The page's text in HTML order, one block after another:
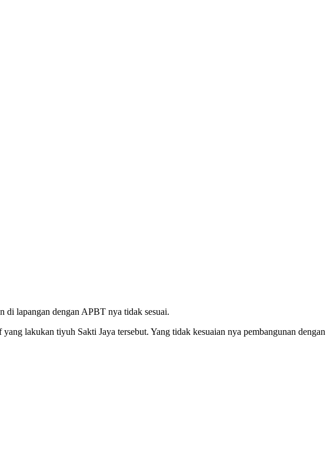
di lapangan dengan APBT nya tidak sesuai.
lakukan tiyuh Sakti Jaya tersebut. Yang tidak kesuaian nya pembangunan dengan